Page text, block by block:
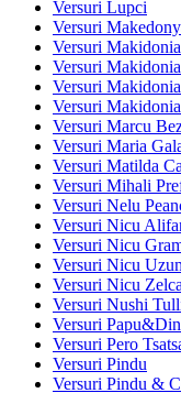
Versuri Lupci
Versuri
Versuri Makidonia
Versuri
Versuri
Versuri
Versuri Marcu
Versuri Maria
Versuri Matilda
Versuri Mihali
Versuri Nelu
Versuri Nicu
Versuri Nicu
Versuri Nicu
Versuri Nicu Zelca
Versuri Nushi
Versuri
Versuri Pero
Versuri Pindu
Versuri Pindu &